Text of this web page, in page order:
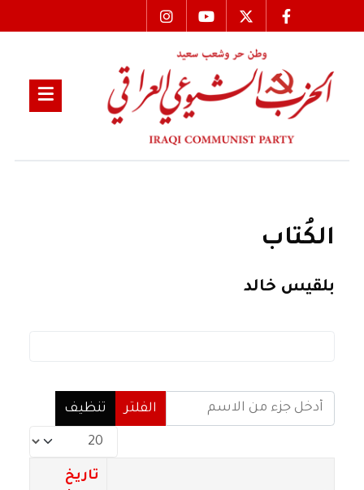
الكُتاب
بلقيس خالد
أدخل جزء من الاسم
الفلتر
تنظيف
عدد الإظهارات:
تاريخ